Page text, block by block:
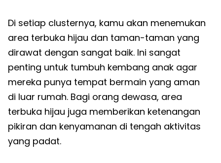
Di setiap clusternya, kamu akan menemukan
area terbuka hijau dan taman-taman yang
dirawat dengan sangat baik. Ini sangat
penting untuk tumbuh kembang anak agar
mereka punya tempat bermain yang aman
di luar rumah. Bagi orang dewasa, area
terbuka hijau juga memberikan ketenangan
pikiran dan kenyamanan di tengah aktivitas
yang padat.